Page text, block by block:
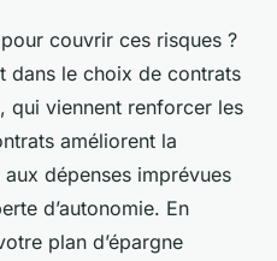
couvrir ces risques ?
dans le choix de contrats
qui viennent renforcer les
améliorent la
dépenses imprévues
d’autonomie. En
plan d’épargne